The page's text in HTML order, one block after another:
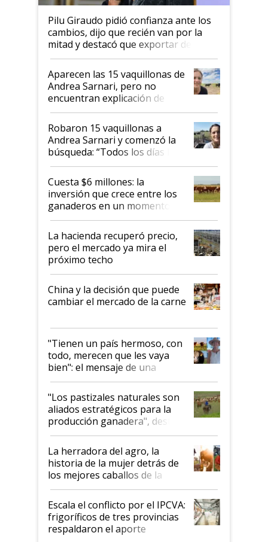
Pilu Giraudo pidió confianza ante los
cambios, dijo que recién van por la
mitad y destacó que exportar dejó de
ser "para unos pocos": "Tenemos un
mandato muy claro del gobierno
nacional"
Aparecen las 15 vaquillonas de
Andrea Sarnari, pero no
encuentran explicación de
cómo llegaron allí
Robaron 15 vaquillonas a
Andrea Sarnari y comenzó la
búsqueda: “Todos los días le
toca a algún productor”
Cuesta $6 millones: la
inversión que crece entre los
ganaderos en un momento
histórico para la actividad
La hacienda recuperó precio,
pero el mercado ya mira el
próximo techo
China y la decisión que puede
cambiar el mercado de la carne
"Tienen un país hermoso, con
todo, merecen que les vaya
bien": el mensaje de una
ganadera uruguaya sobre las
oportunidades que se abren
para el agro en Argentina, con
foco en la carne
"Los pastizales naturales son
aliados estratégicos para la
producción ganadera", destaca
la iniciativa que ya reúne a 46
establecimientos en Argentina
La herradora del agro, la
historia de la mujer detrás de
los mejores caballos de la
Argentina y los mitos que
todavía hacen sufrir a estos
animales: "Mientras me
descalificaban, yo seguí
haciendo currículum"
Escala el conflicto por el IPCVA:
frigoríficos de tres provincias
respaldaron el aporte